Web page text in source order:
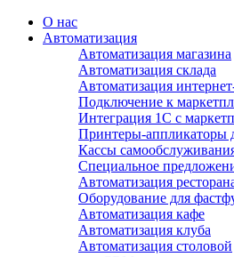
О нас
Автоматизация
Автоматизация магазина
Автоматизация склада
Автоматизация
Подключение к
Интеграция 1С с
Принтеры-аппликаторы
Кассы
Специальное
Автоматизация
Оборудование для
Автоматизация кафе
Автоматизация клуба
Автоматизация столовой